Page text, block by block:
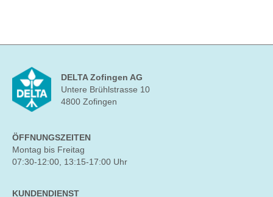
DELTA Zofingen AG
Untere Brühlstrasse 10
4800 Zofingen
ÖFFNUNGSZEITEN
Montag bis Freitag
07:30-12:00, 13:15-17:00 Uhr
KUNDENDIENST